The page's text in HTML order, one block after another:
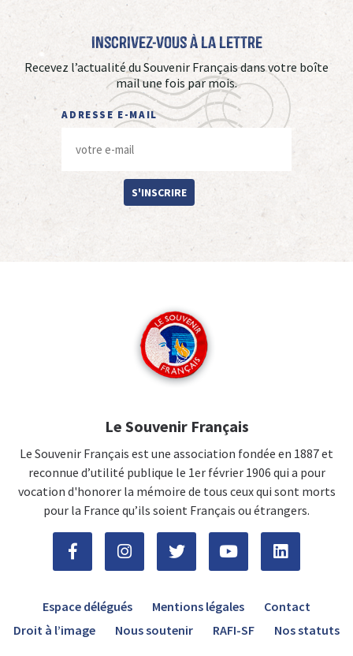
Inscrivez-vous à La Lettre
Recevez l’actualité du Souvenir Français dans votre boîte
mail une fois par mois.
ADRESSE E-MAIL
S'INSCRIRE
Le Souvenir Français
Le Souvenir Français est une association fondée en 1887 et
reconnue d’utilité publique le 1er février 1906 qui a pour
vocation d'honorer la mémoire de tous ceux qui sont morts
pour la France qu’ils soient Français ou étrangers.
Espace délégués Mentions légales
Contact
Droit à l’image
Nous soutenir RAFI-SF Nos statuts